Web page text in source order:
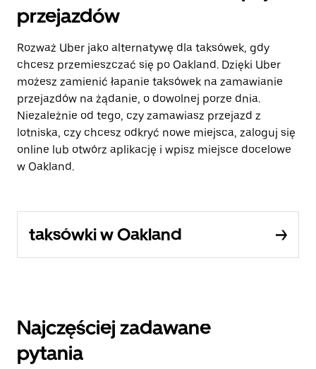
przejazdów
Rozważ Uber jako alternatywę dla taksówek, gdy
chcesz przemieszczać się po Oakland. Dzięki Uber
możesz zamienić łapanie taksówek na zamawianie
przejazdów na żądanie, o dowolnej porze dnia.
Niezależnie od tego, czy zamawiasz przejazd z
lotniska, czy chcesz odkryć nowe miejsca, zaloguj się
online lub otwórz aplikację i wpisz miejsce docelowe
w Oakland.
taksówki w Oakland
Najczęściej zadawane
pytania